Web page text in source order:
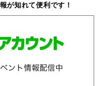
が知れて便利です！